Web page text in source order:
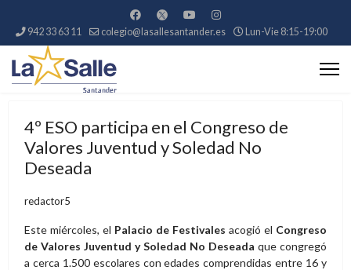
942 33 63 11 colegio@lasallesantander.es Lun-Vie 8:15-19:00
4º ESO participa en el Congreso de
Valores Juventud y Soledad No
Deseada
redactor5
Este miércoles, el Palacio de Festivales acogió el Congreso
de Valores Juventud y Soledad No Deseada que congregó
a cerca 1.500 escolares con edades comprendidas entre 16 y